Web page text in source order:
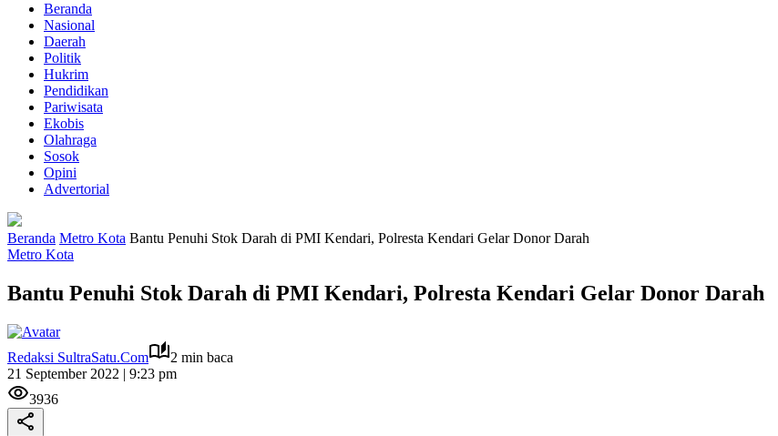
Beranda
Nasional
Daerah
Politik
Hukrim
Pendidikan
Pariwisata
Ekobis
Olahraga
Sosok
Opini
Advertorial
Beranda Metro Kota Bantu Penuhi Stok Darah di PMI Kendari, Polresta Kendari Gelar Donor Darah
Metro Kota
Bantu Penuhi Stok Darah di PMI Kendari, Polresta Kendari Gelar Donor Darah
Redaksi SultraSatu.Com
2 min baca
21 September 2022 | 9:23 pm
3936